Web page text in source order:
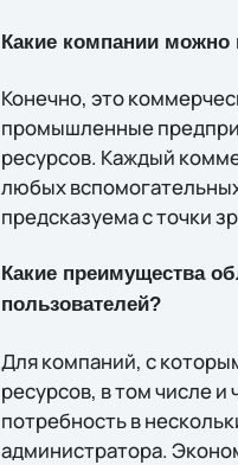
Какие компании можно
Конечно, это
промышленные
ресурсов. Каждый
любых
предсказуема с точки
Какие преимущества
пользователей?
Для компаний, с
ресурсов, в том числе
потребность в
администратора.